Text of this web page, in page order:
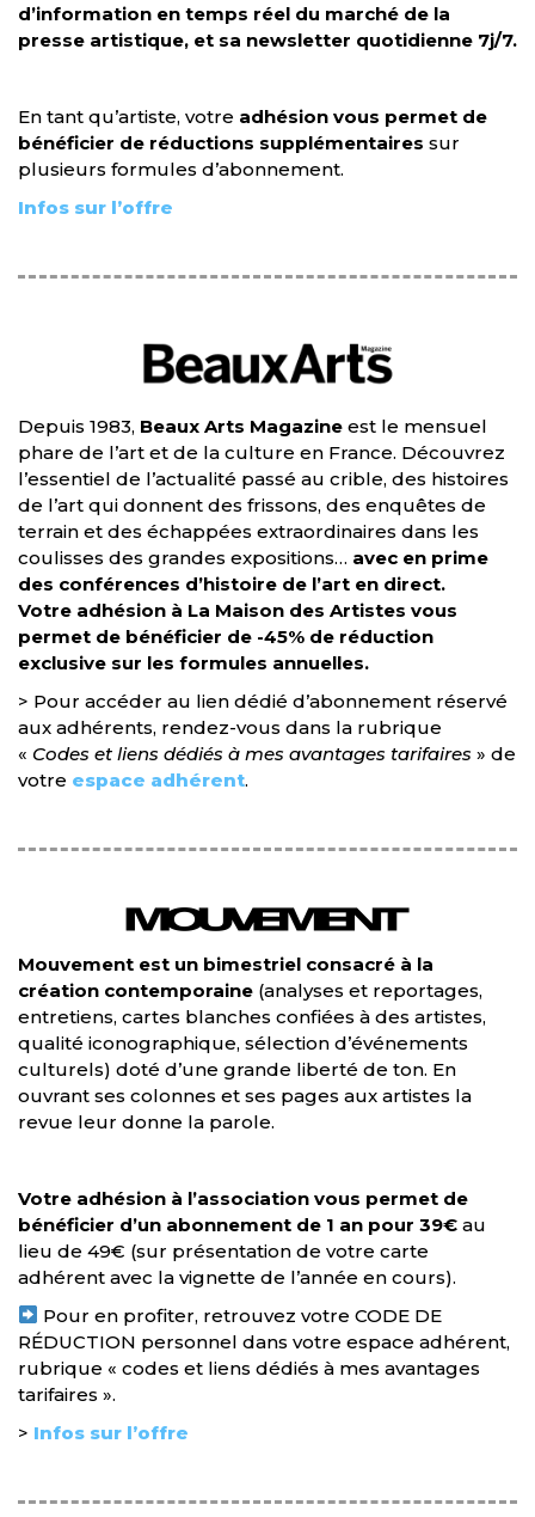
d’information en temps réel du marché de la
presse artistique, et sa newsletter quotidienne 7j/7.
En tant qu’artiste, votre adhésion vous permet de
bénéficier de réductions supplémentaires sur
plusieurs formules d’abonnement.
Infos sur l’offre
Depuis 1983, Beaux Arts Magazine est le mensuel
phare de l’art et de la culture en France. Découvrez
l’essentiel de l’actualité passé au crible, des histoires
de l’art qui donnent des frissons, des enquêtes de
terrain et des échappées extraordinaires dans les
coulisses des grandes expositions… avec en prime
des conférences d’histoire de l’art en direct.
Votre adhésion à La Maison des Artistes vous
permet de bénéficier de -45% de réduction
exclusive sur les formules annuelles.
> Pour accéder au lien dédié d’abonnement réservé
aux adhérents, rendez-vous dans la rubrique
« Codes et liens dédiés à mes avantages tarifaires » de
votre espace adhérent.
Mouvement est un bimestriel consacré à la
création contemporaine (analyses et reportages,
entretiens, cartes blanches confiées à des artistes,
qualité iconographique, sélection d’événements
culturels) doté d’une grande liberté de ton. En
ouvrant ses colonnes et ses pages aux artistes la
revue leur donne la parole.
Votre adhésion à l’association vous permet de
bénéficier d’un abonnement de 1 an pour 39€ au
lieu de 49€ (sur présentation de votre carte
adhérent avec la vignette de l’année en cours).
Pour en profiter, retrouvez votre CODE DE
RÉDUCTION personnel dans votre espace adhérent,
rubrique « codes et liens dédiés à mes avantages
tarifaires ».
> Infos sur l’offre